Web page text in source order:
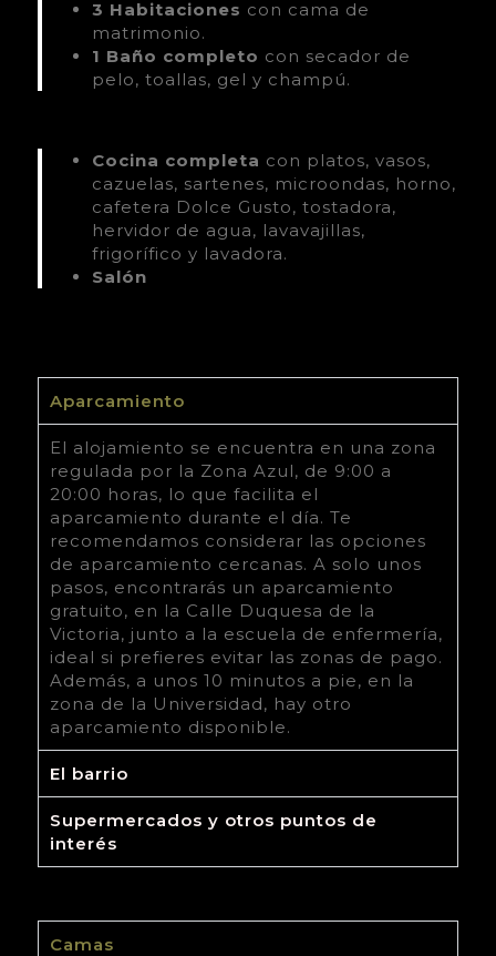
3 Habitaciones con cama de
matrimonio.
1 Baño completo con secador de
pelo, toallas, gel y champú.
Cocina completa con platos, vasos,
cazuelas, sartenes, microondas, horno,
cafetera Dolce Gusto, tostadora,
hervidor de agua, lavavajillas,
frigorífico y lavadora.
Salón
Aparcamiento
El alojamiento se encuentra en una zona
regulada por la Zona Azul, de 9:00 a
20:00 horas, lo que facilita el
aparcamiento durante el día. Te
recomendamos considerar las opciones
de aparcamiento cercanas. A solo unos
pasos, encontrarás un aparcamiento
gratuito, en la Calle Duquesa de la
Victoria, junto a la escuela de enfermería,
ideal si prefieres evitar las zonas de pago.
Además, a unos 10 minutos a pie, en la
zona de la Universidad, hay otro
aparcamiento disponible.
El barrio
Supermercados y otros puntos de
interés
Camas